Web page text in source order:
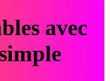
avec